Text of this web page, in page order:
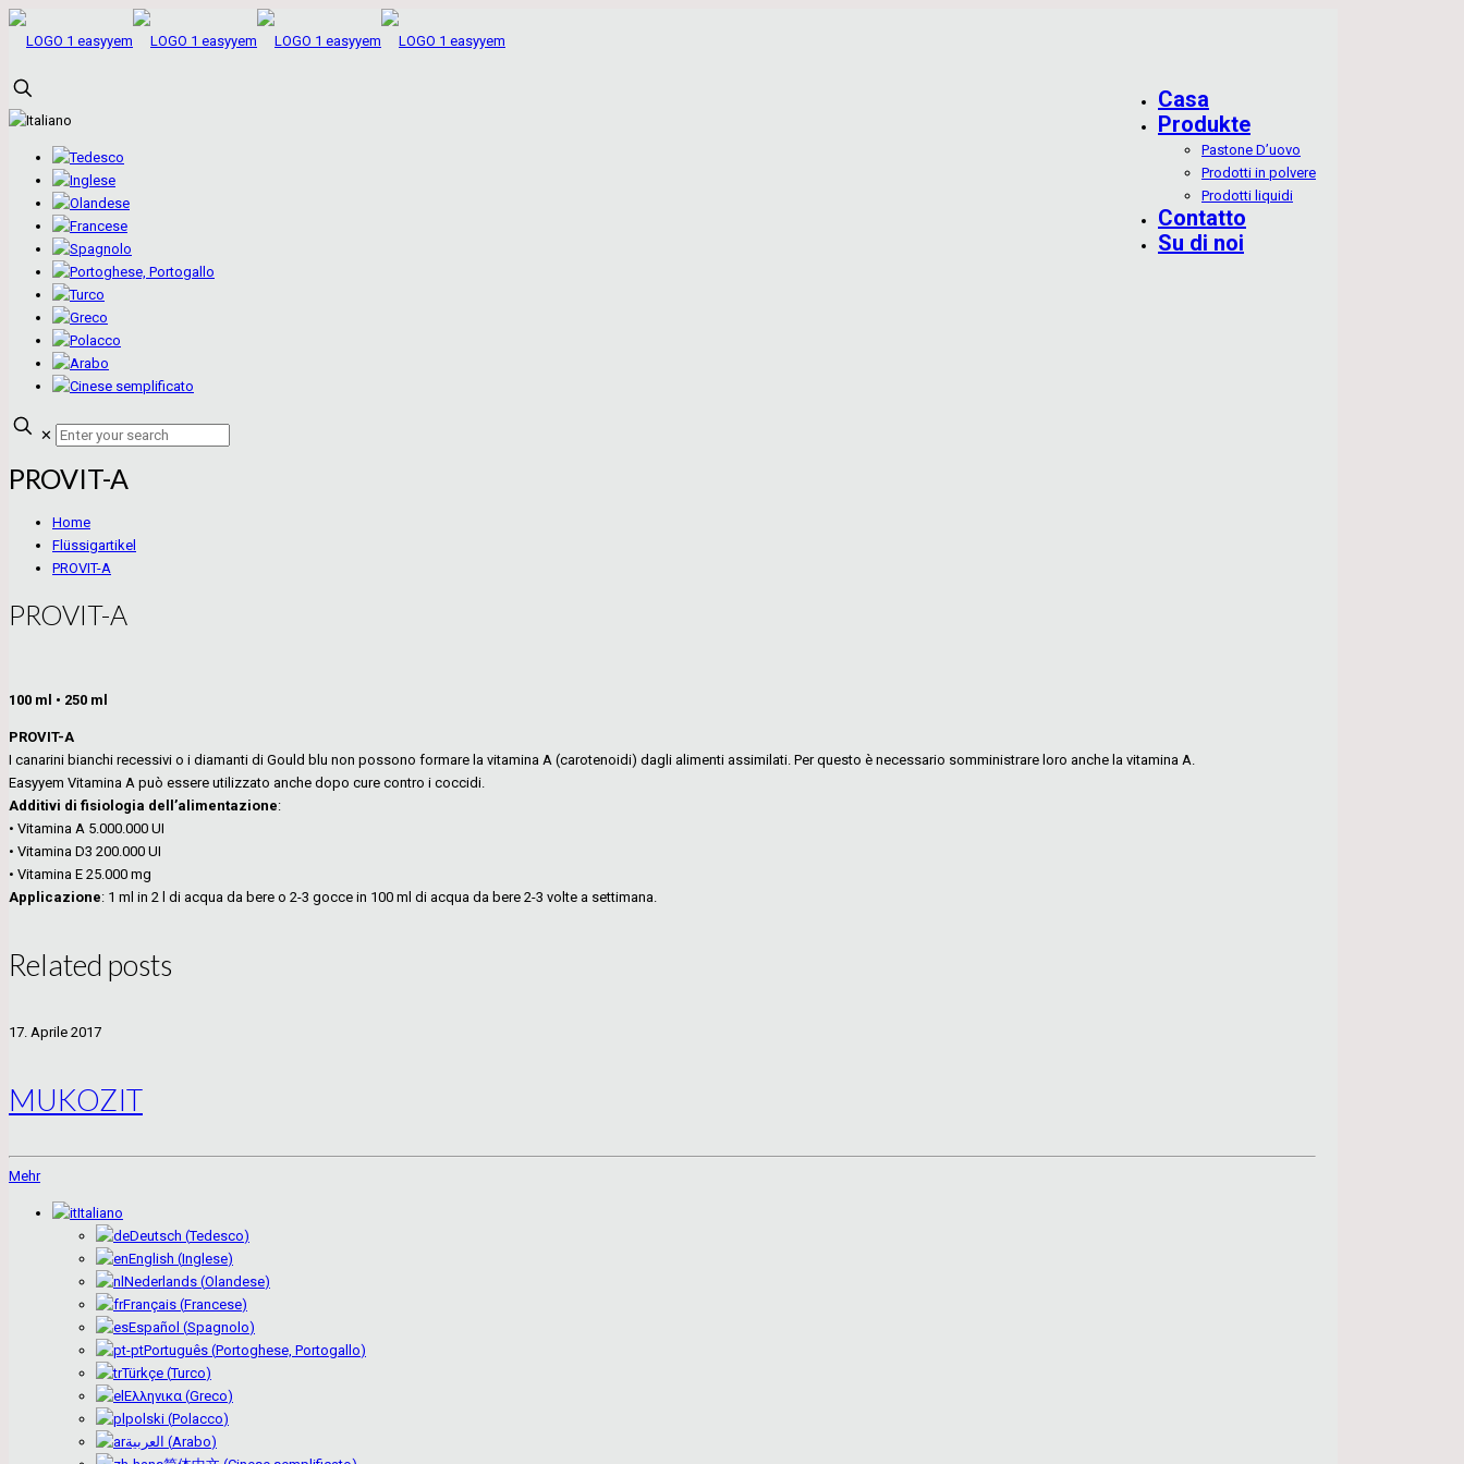
Casa
Produkte
Pastone D’uovo
Prodotti in polvere
Prodotti liquidi
Contatto
Su di noi
✕
PROVIT-A
Home
Flüssigartikel
PROVIT-A
PROVIT-A
100 ml • 250 ml
PROVIT-A
I canarini bianchi recessivi o i diamanti di Gould blu non possono formare la vitamina A (carotenoidi) dagli alimenti assimilati. Per questo è necessario somministrare loro anche la vitamina A.
Easyyem Vitamina A può essere utilizzato anche dopo cure contro i coccidi.
Additivi di fisiologia dell’alimentazione:
• Vitamina A 5.000.000 UI
• Vitamina D3 200.000 UI
• Vitamina E 25.000 mg
Applicazione: 1 ml in 2 l di acqua da bere o 2-3 gocce in 100 ml di acqua da bere 2-3 volte a settimana.
Related posts
17. Aprile 2017
MUKOZIT
Mehr
Italiano
Deutsch (Tedesco)
English (Inglese)
Nederlands (Olandese)
Français (Francese)
Español (Spagnolo)
Português (Portoghese, Portogallo)
Türkçe (Turco)
Ελληνικα (Greco)
polski (Polacco)
العربية (Arabo)